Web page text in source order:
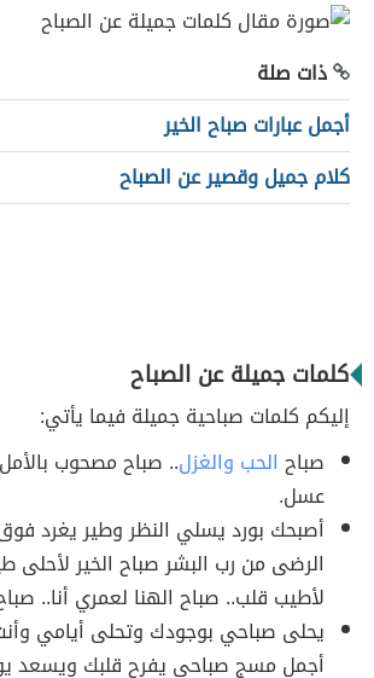
ذات صلة
أجمل عبارات صباح الخير
كلام جميل وقصير عن الصباح
كلمات جميلة عن الصباح
إليكم كلمات صباحية جميلة فيما يأتي:
صباح الحب والغزل.. صباح مصحوب
عسل.
أصبحك بورد يسلي النظر وطير يغرد
الرضى من رب البشر صباح الخير لأحلى
لأطيب قلب.. صباح الهنا لعمري أنا..
يحلى صباحي بوجودك وتحلى أيامي
أجمل مسج صباحي يفرح قلبك ويسعد